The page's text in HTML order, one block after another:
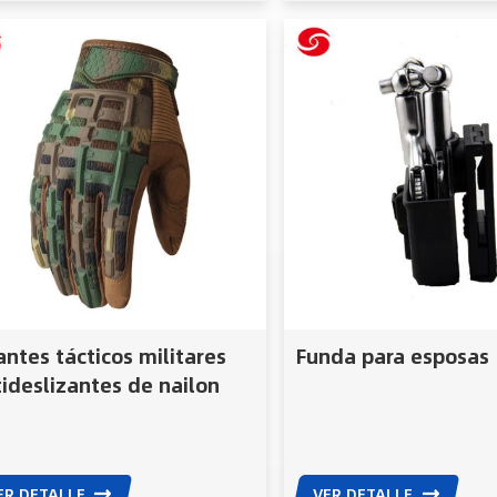
tácticos militares
de nailon
Funda para esposas